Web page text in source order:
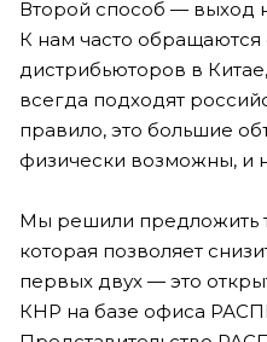
Второй способ — выход
К нам часто обращаются
дистрибьюторов в
всегда подходят
правило, это большие
физически возможны, и
Мы решили предложить
которая позволяет
первых двух — это
КНР на базе офиса